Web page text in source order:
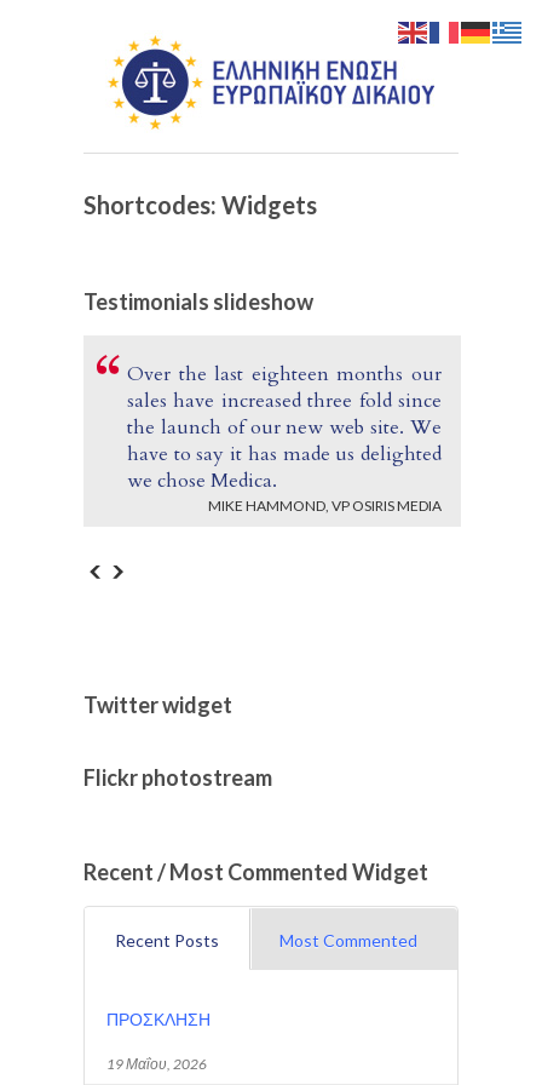
Shortcodes: Widgets
Testimonials slideshow
Over the last eighteen months our
sales have increased three fold since
the launch of our new web site. We
have to say it has made us delighted
we chose Medica.
MIKE HAMMOND, VP OSIRIS MEDIA
Twitter widget
Flickr photostream
Recent / Most Commented Widget
Recent Posts Most Commented
ΠΡΟΣΚΛΗΣΗ
19 Μαΐου, 2026